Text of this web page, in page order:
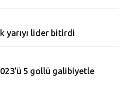
yarıyı lider bitirdi
5 gollü galibiyetle